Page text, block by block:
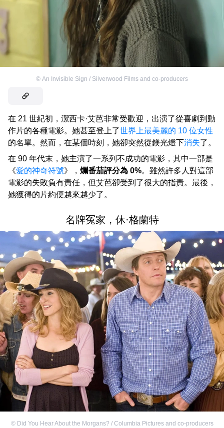
© An Invisible Sign / Silverwood Films and co-producers
在 21 世紀初，潔西卡·艾芭非常受歡迎，出演了從喜劇到動
作片的各種電影。她甚至登上了世界上最美麗的 10 位女性
的名單。然而，在某個時刻，她卻突然從鎂光燈下消失了。
在 90 年代末，她主演了一系列不成功的電影，其中一部是
《愛的神奇符號》， 爛番茄評分為 0%。雖然許多人對這部
電影的失敗負有責任，但艾芭卻受到了很大的指責。最後，
她獲得的片約便越來越少了。
名牌冤家，休·格蘭特
© Did You Hear About the Morgans? / Columbia Pictures and co-producers